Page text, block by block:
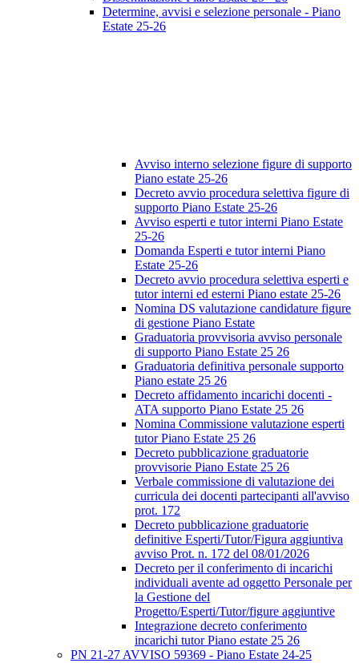
Determine, avvisi e selezione personale - Piano
Estate 25-26
Avviso interno selezione figure di supporto
Piano estate 25-26
Decreto avvio procedura selettiva figure di
supporto Piano Estate 25-26
Avviso esperti e tutor interni Piano Estate
25-26
Domanda Esperti e tutor interni Piano
Estate 25-26
Decreto avvio procedura selettiva esperti e
tutor interni ed esterni Piano estate 25-26
Nomina DS valutazione candidature figure
di gestione Piano Estate
Graduatoria provvisoria avviso personale
di supporto Piano Estate 25 26
Graduatoria definitiva personale supporto
Piano estate 25 26
Decreto affidamento incarichi docenti -
ATA supporto Piano Estate 25 26
Nomina Commissione valutazione esperti
tutor Piano Estate 25 26
Decreto pubblicazione graduatorie
provvisorie Piano Estate 25 26
Verbale commissione di valutazione dei
curricula dei docenti partecipanti all'avviso
prot. 172
Decreto pubblicazione graduatorie
definitive Esperti/Tutor/Figura aggiuntiva
avviso Prot. n. 172 del 08/01/2026
Decreto per il conferimento di incarichi
individuali avente ad oggetto Personale per
la Gestione del
Progetto/Esperti/Tutor/figure aggiuntive
Integrazione decreto conferimento
incarichi tutor Piano estate 25 26
PN 21-27 AVVISO 59369 - Piano Estate 24-25